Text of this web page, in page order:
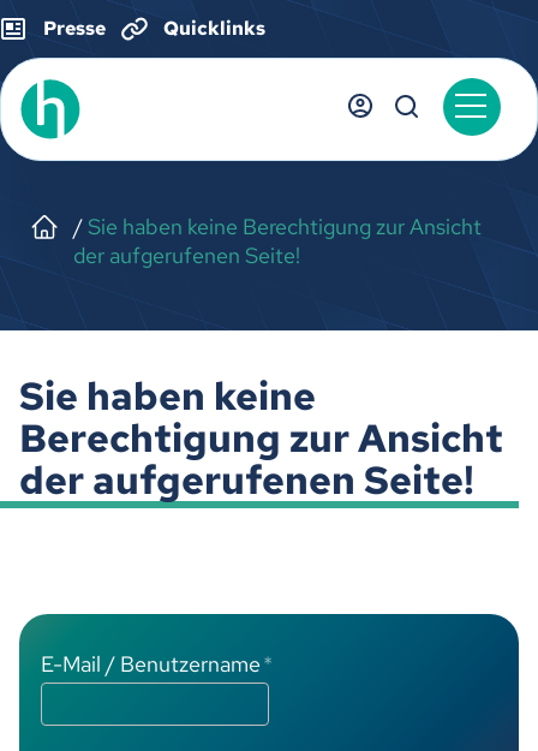
Presse Quicklinks
Sie haben keine Berechtigung zur Ansicht
der aufgerufenen Seite!
Sie haben keine
Berechtigung zur Ansicht
der aufgerufenen Seite!
E-Mail / Benutzername*